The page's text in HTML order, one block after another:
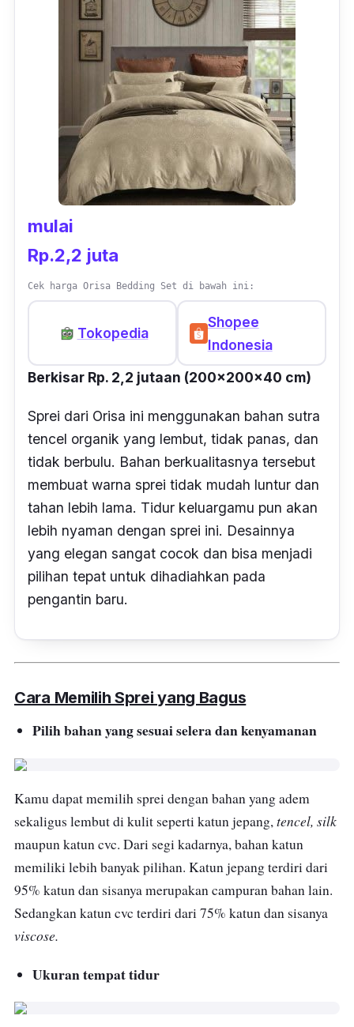
mulai
Rp.2,2 juta
Cek harga Orisa Bedding Set di bawah ini:
Tokopedia
Shopee
Indonesia
Berkisar Rp. 2,2 jutaan (200x200x40 cm)
Sprei dari Orisa ini menggunakan bahan sutra
tencel organik yang lembut, tidak panas, dan
tidak berbulu. Bahan berkualitasnya tersebut
membuat warna sprei tidak mudah luntur dan
tahan lebih lama. Tidur keluargamu pun akan
lebih nyaman dengan sprei ini. Desainnya
yang elegan sangat cocok dan bisa menjadi
pilihan tepat untuk dihadiahkan pada
pengantin baru.
Cara Memilih Sprei yang Bagus
Pilih bahan yang sesuai selera dan kenyamanan
Kamu dapat memilih sprei dengan bahan yang adem
sekaligus lembut di kulit seperti katun jepang,tencel, silk
maupun katun cvc. Dari segi kadarnya, bahan katun
memiliki lebih banyak pilihan. Katun jepang terdiri dari
95% katun dan sisanya merupakan campuran bahan lain.
Sedangkan katun cvc terdiri dari 75% katun dan sisanya
viscose.
Ukuran tempat tidur